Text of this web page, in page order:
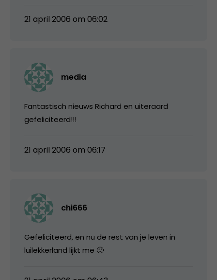
21 april 2006 om 06:02
media
Fantastisch nieuws Richard en uiteraard
gefeliciteerd!!!
21 april 2006 om 06:17
chi666
Gefeliciteerd, en nu de rest van je leven in
luilekkerland lijkt me 🙂